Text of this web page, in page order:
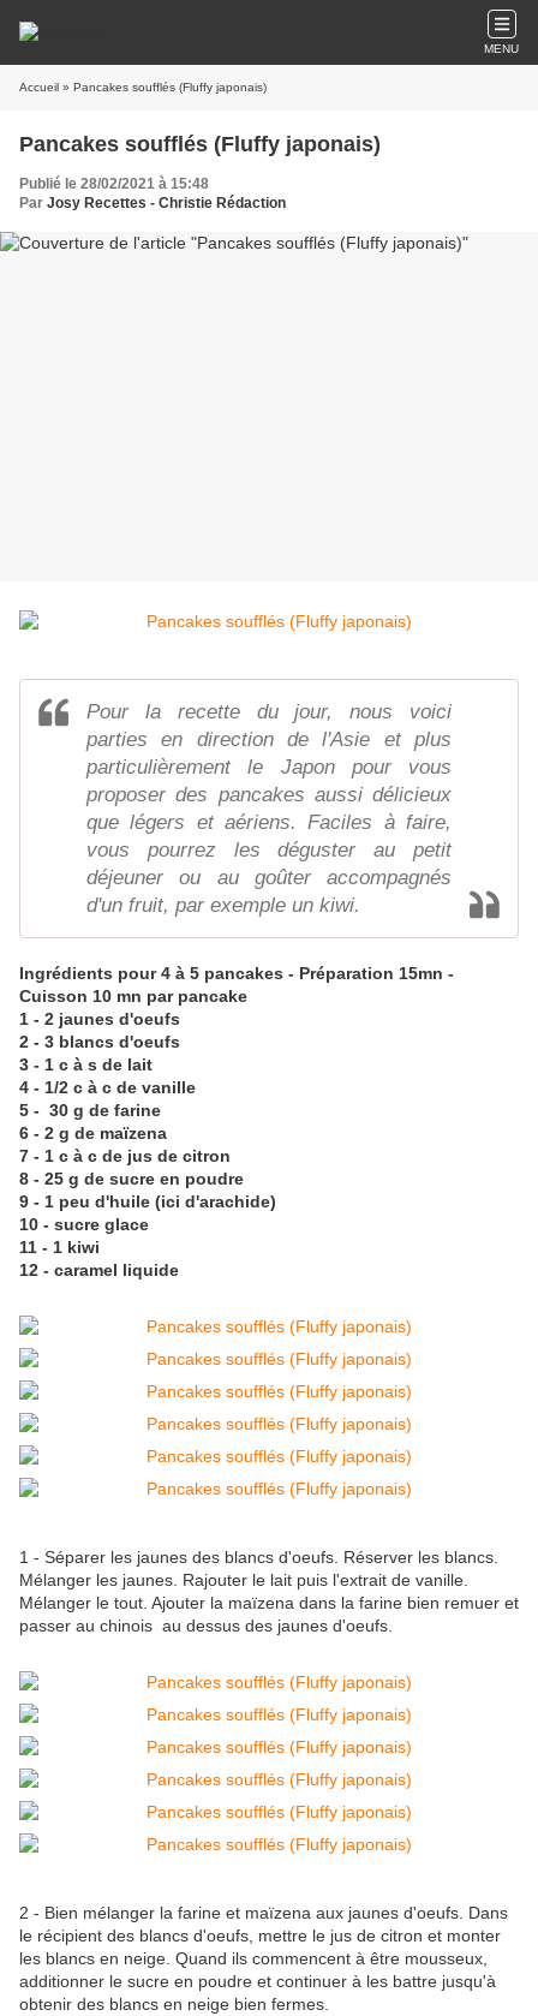
MENU
Accueil » Pancakes soufflés (Fluffy japonais)
Pancakes soufflés (Fluffy japonais)
Publié le 28/02/2021 à 15:48
Par Josy Recettes - Christie Rédaction
Pour la recette du jour, nous voici
parties en direction de l'Asie et plus
particulièrement le Japon pour vous
proposer des pancakes aussi délicieux
que légers et aériens. Faciles à faire,
vous pourrez les déguster au petit
déjeuner ou au goûter accompagnés
d'un fruit, par exemple un kiwi.
Ingrédients pour 4 à 5 pancakes - Préparation 15mn -
Cuisson 10 mn par pancake
1 - 2 jaunes d'oeufs
2 - 3 blancs d'oeufs
3 - 1 c à s de lait
4 - 1/2 c à c de vanille
5 - 30 g de farine
6 - 2 g de maïzena
7 - 1 c à c de jus de citron
8 - 25 g de sucre en poudre
9 - 1 peu d'huile (ici d'arachide)
10 - sucre glace
11 - 1 kiwi
12 - caramel liquide
1 - Séparer les jaunes des blancs d'oeufs. Réserver les blancs.
Mélanger les jaunes. Rajouter le lait puis l'extrait de vanille.
Mélanger le tout. Ajouter la maïzena dans la farine bien remuer et
passer au chinois au dessus des jaunes d'oeufs.
2 - Bien mélanger la farine et maïzena aux jaunes d'oeufs. Dans
le récipient des blancs d'oeufs, mettre le jus de citron et monter
les blancs en neige. Quand ils commencent à être mousseux,
additionner le sucre en poudre et continuer à les battre jusqu'à
obtenir des blancs en neige bien fermes.